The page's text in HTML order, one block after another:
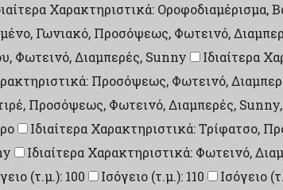
Χαρακτηριστικά:
Γωνιακό, Προσόψεως, Φωτεινό,
Φωτεινό, Διαμπερές, Sunny
Ιδιαίτερα
Προσόψεως, Φωτεινό,
Προσόψεως, Φωτεινό, Διαμπερές,
Ιδιαίτερα Χαρακτηριστικά: Τρίφατσο,
Ιδιαίτερα Χαρακτηριστικά: Φωτεινό,
(τ.μ.): 100 Ισόγειο (τ.μ.): 110 Ισόγειο